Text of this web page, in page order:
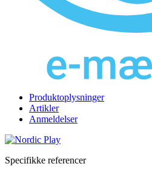
Produktoplysninger
Artikler
Anmeldelser
Specifikke referencer